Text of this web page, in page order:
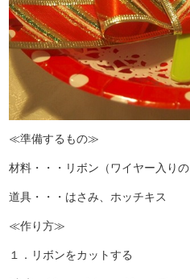
≪準備するもの≫
材料・・・リボン（ワイヤー入り
道具・・・はさみ、ホッチキス
≪作り方≫
１．リボンをカットする